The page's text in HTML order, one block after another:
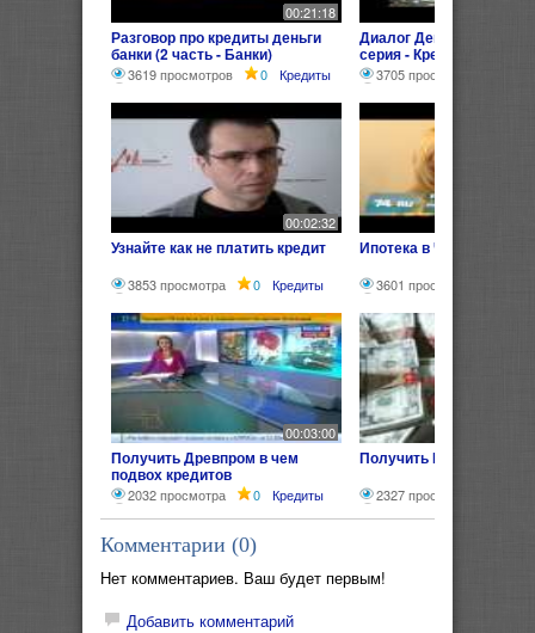
00:21:18
Разговор про кредиты деньги
банки (2 часть - Банки)
3619 просмотров 0 Кредиты
Диалог Деньги Банки
серия - Кредит)
3705 просмотров
00:02:32
Узнайте как не платить кредит
3853 просмотра 0 Кредиты
Ипотека в Челябинске
3601 просмотр
00:03:00
Получить Древпром в чем
подвох кредитов
2032 просмотра 0 Кредиты
Получить Кредит без
2327 просмотров
Комментарии (0)
Нет комментариев. Ваш будет первым!
Добавить комментарий